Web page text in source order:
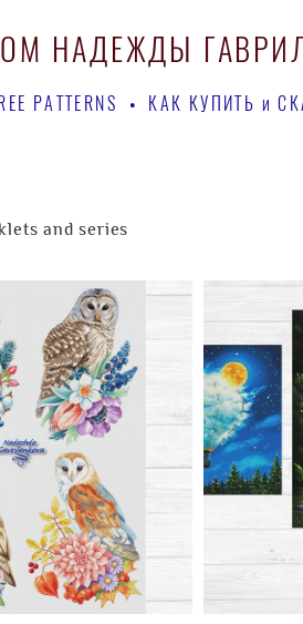
НАДЕЖДЫ
PATTERNS • КАК КУПИТЬ и
НАДЕЖДЫ
PATTERNS • КАК КУПИТЬ и
and series